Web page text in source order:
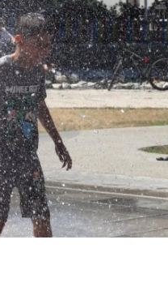
Birçok uyku
tan...